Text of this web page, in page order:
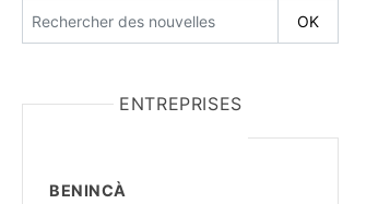
ENTREPRISES
BENINCÀ